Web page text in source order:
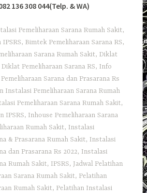
136 308 044(Telp. & WA)
Pemeliharaan Sarana Rumah Sakit,
, Bimtek Pemeliharaan Sarana RS,
Sarana Rumah Sakit,Diklat
Diklat Pemeliharaan Sarana RS, Info
Sarana dan Prasarana Rs
Instalasi Pemeliharaan Sarana Rumah
Pemeliharaan Sarana Rumah Sakit,
IPSRS, Inhouse Pemeliharaan Sarana
Rumah Sakit, Instalasi
& Prasarana Rumah Sakit, Instalasi
dan Prasarana Rs 2022, Instalasi
Rumah Sakit, IPSRS, Jadwal Pelatihan
Sarana Rumah Sakit, Pelatihan
Rumah Sakit, Pelatihan Instalasi